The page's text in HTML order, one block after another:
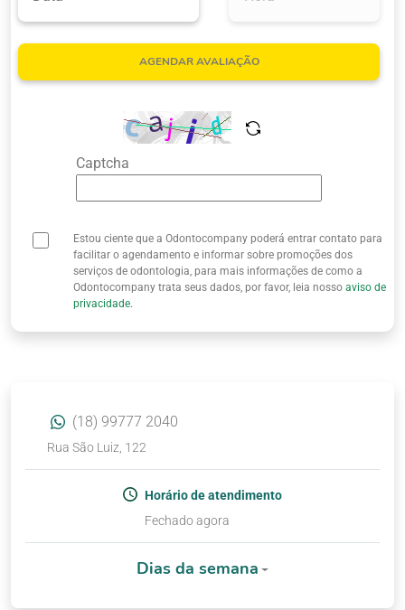
Quem Somos
AGENDAR AVALIAÇÃO
Captcha
Estou ciente que a Odontocompany poderá entrar contato para
facilitar o agendamento e informar sobre promoções dos
serviços de odontologia, para mais informações de como a
Odontocompany trata seus dados, por favor, leia nossoaviso de
privacidade.
(18) 99777 2040
Rua São Luiz, 122
Horário de atendimento
Fechado agora
Dias da semana